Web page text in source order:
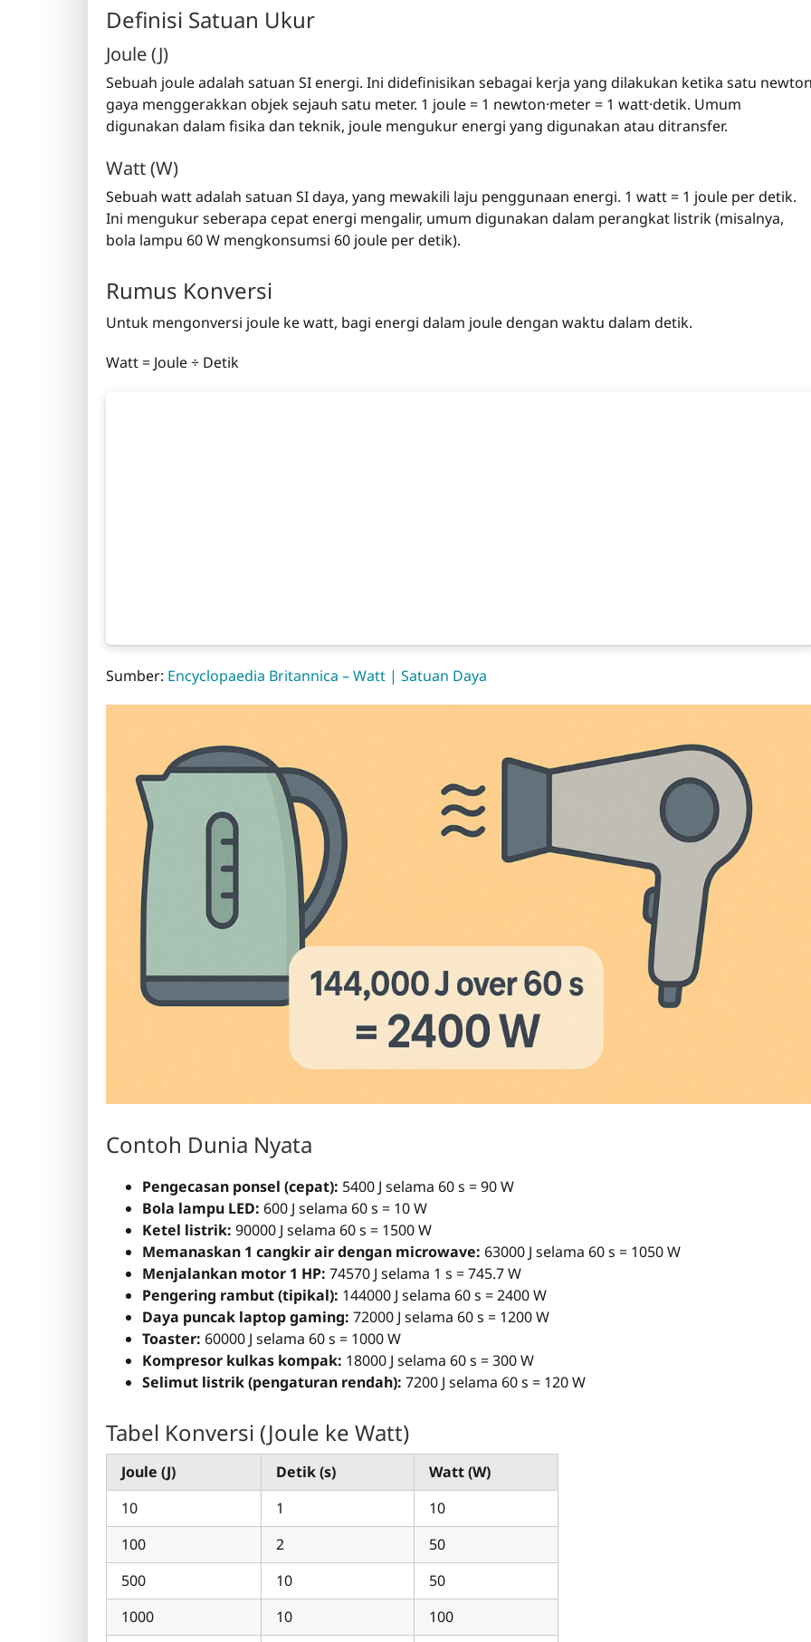
Definisi Satuan Ukur
Joule (J)
Sebuah joule adalah satuan SI energi. Ini didefinisikan sebagai kerja yang dilakukan ketika satu
gaya menggerakkan objek sejauh satu meter. 1 joule = 1 newton·meter = 1 watt·detik. Umum
digunakan dalam fisika dan teknik, joule mengukur energi yang digunakan atau ditransfer.
Watt (W)
Sebuah watt adalah satuan SI daya, yang mewakili laju penggunaan energi. 1 watt = 1 joule per detik.
Ini mengukur seberapa cepat energi mengalir, umum digunakan dalam perangkat listrik (misalnya,
bola lampu 60 W mengkonsumsi 60 joule per detik).
Rumus Konversi
Untuk mengonversi joule ke watt, bagi energi dalam joule dengan waktu dalam detik.
Watt = Joule ÷ Detik
Sumber: Encyclopaedia Britannica – Watt | Satuan Daya
Contoh Dunia Nyata
Pengecasan ponsel (cepat): 5400 J selama 60 s = 90 W
Bola lampu LED: 600 J selama 60 s = 10 W
Ketel listrik: 90000 J selama 60 s = 1500 W
Memanaskan 1 cangkir air dengan microwave: 63000 J selama 60 s = 1050 W
Menjalankan motor 1 HP: 74570 J selama 1 s = 745.7 W
Pengering rambut (tipikal): 144000 J selama 60 s = 2400 W
Daya puncak laptop gaming: 72000 J selama 60 s = 1200 W
Toaster: 60000 J selama 60 s = 1000 W
Kompresor kulkas kompak: 18000 J selama 60 s = 300 W
Selimut listrik (pengaturan rendah): 7200 J selama 60 s = 120 W
Tabel Konversi (Joule ke Watt)
Joule (J) Detik (s)
Watt (W)
10
1
10
100
2
50
500
10
50
1000
10 100